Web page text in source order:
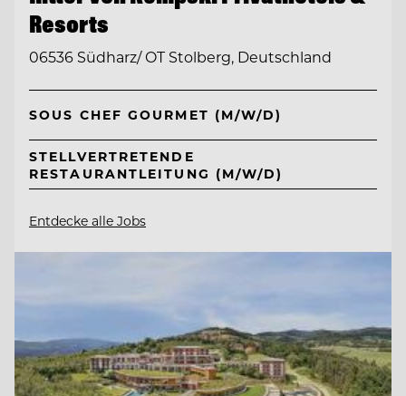
Resorts
06536 Südharz/ OT Stolberg, Deutschland
SOUS CHEF GOURMET (M/W/D)
STELLVERTRETENDE
RESTAURANTLEITUNG (M/W/D)
Entdecke alle Jobs